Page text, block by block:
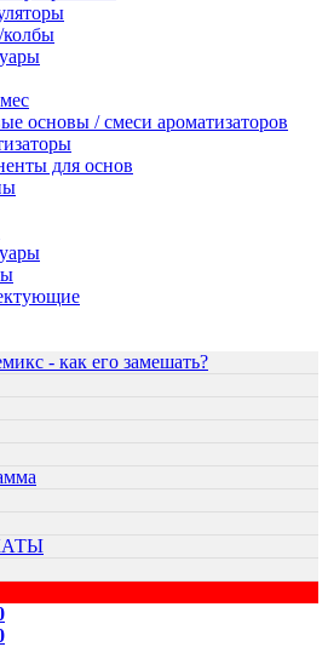
колбы
основы / смеси ароматизаторов
для основ
- как его замешать?